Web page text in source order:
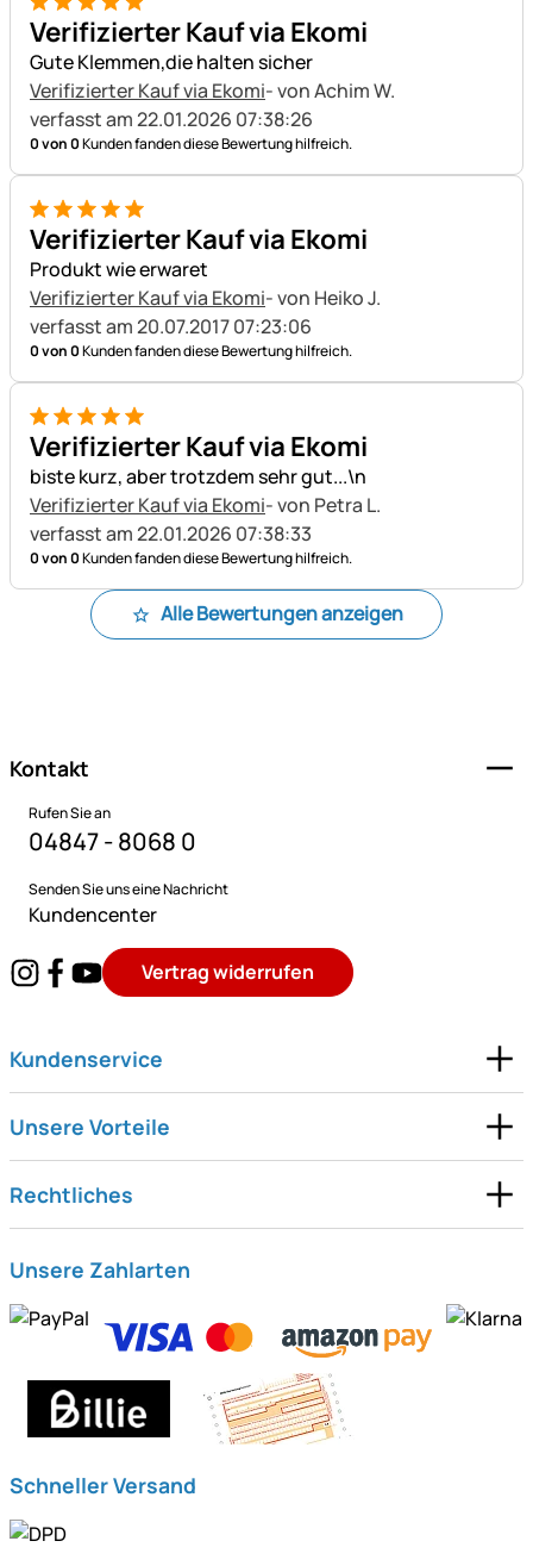
5 von 5
Verifizierter Kauf via Ekomi
Gute Klemmen,die halten sicher
Verifizierter Kauf via Ekomi- von Achim W.
verfasst am 22.01.2026 07:38:26
0 von 0Kunden fanden diese Bewertung hilfreich.
5 von 5
Verifizierter Kauf via Ekomi
Produkt wie erwaret
Verifizierter Kauf via Ekomi- von Heiko J.
verfasst am 20.07.2017 07:23:06
0 von 0Kunden fanden diese Bewertung hilfreich.
5 von 5
Verifizierter Kauf via Ekomi
biste kurz, aber trotzdem sehr gut...\n
Verifizierter Kauf via Ekomi- von Petra L.
verfasst am 22.01.2026 07:38:33
0 von 0Kunden fanden diese Bewertung hilfreich.
Alle Bewertungen anzeigen
Kontakt
Rufen Sie an
04847 - 8068 0
Senden Sie uns eine Nachricht
Kundencenter
Vertrag widerrufen
Kundenservice
Unsere Vorteile
Rechtliches
Unsere Zahlarten
Schneller Versand